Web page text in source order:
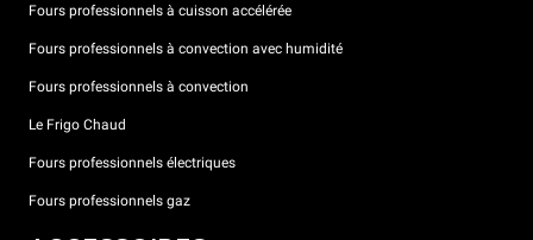
Fours professionnels à cuisson accélérée
Fours professionnels à convection avec humidité
Fours professionnels à convection
Le Frigo Chaud
Fours professionnels électriques
Fours professionnels gaz